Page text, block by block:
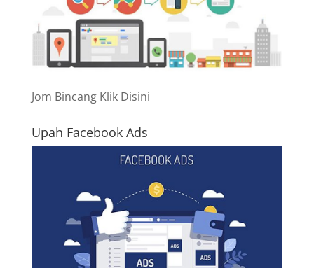
Jom Bincang Klik Disini
Upah Facebook Ads